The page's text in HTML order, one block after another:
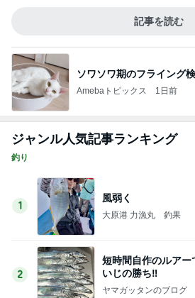
記事を読む
ソワソワ期のフライング
Amebaトピックス 1日前
ジャンル人気記事ランキング
釣り
1
風弱く
大原港 力漁丸 釣果
2
短時間自作のルアー
いじの勝ち‼️
ヤマガッタンのブログ